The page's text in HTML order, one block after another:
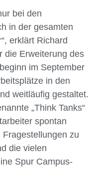
bei den
in der gesamten
erklärt Richard
die Erweiterung des
im September
in den
weitläufig gestaltet.
„Think Tanks“
spontan
zu
die vielen
Spur Campus-